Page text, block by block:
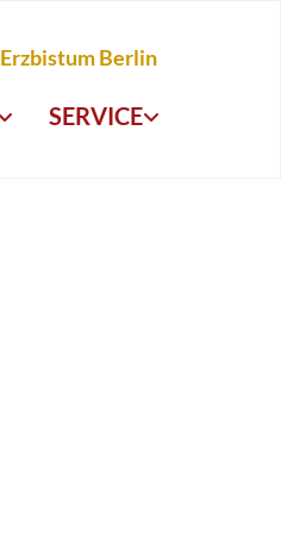
Erzbistum Berlin
SERVICE